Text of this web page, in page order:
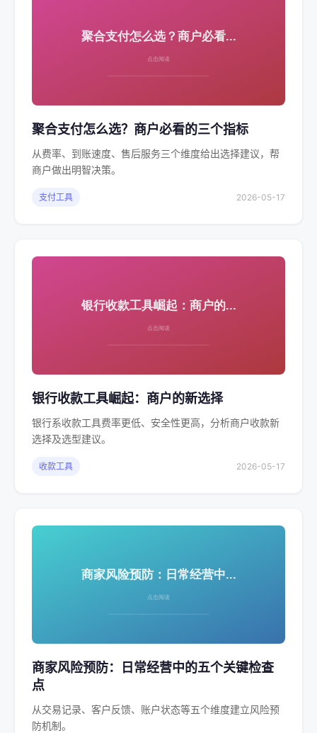
聚合支付怎么选？商户必看的三个指标
从费率、到账速度、售后服务三个维度给出选择建议，帮
商户做出明智决策。
支付工具 2026-05-17
银行收款工具崛起：商户的新选择
银行系收款工具费率更低、安全性更高，分析商户收款新
选择及选型建议。
收款工具 2026-05-17
商家风险预防：日常经营中的五个关键检查
点
从交易记录、客户反馈、账户状态等五个维度建立风险预
防机制。